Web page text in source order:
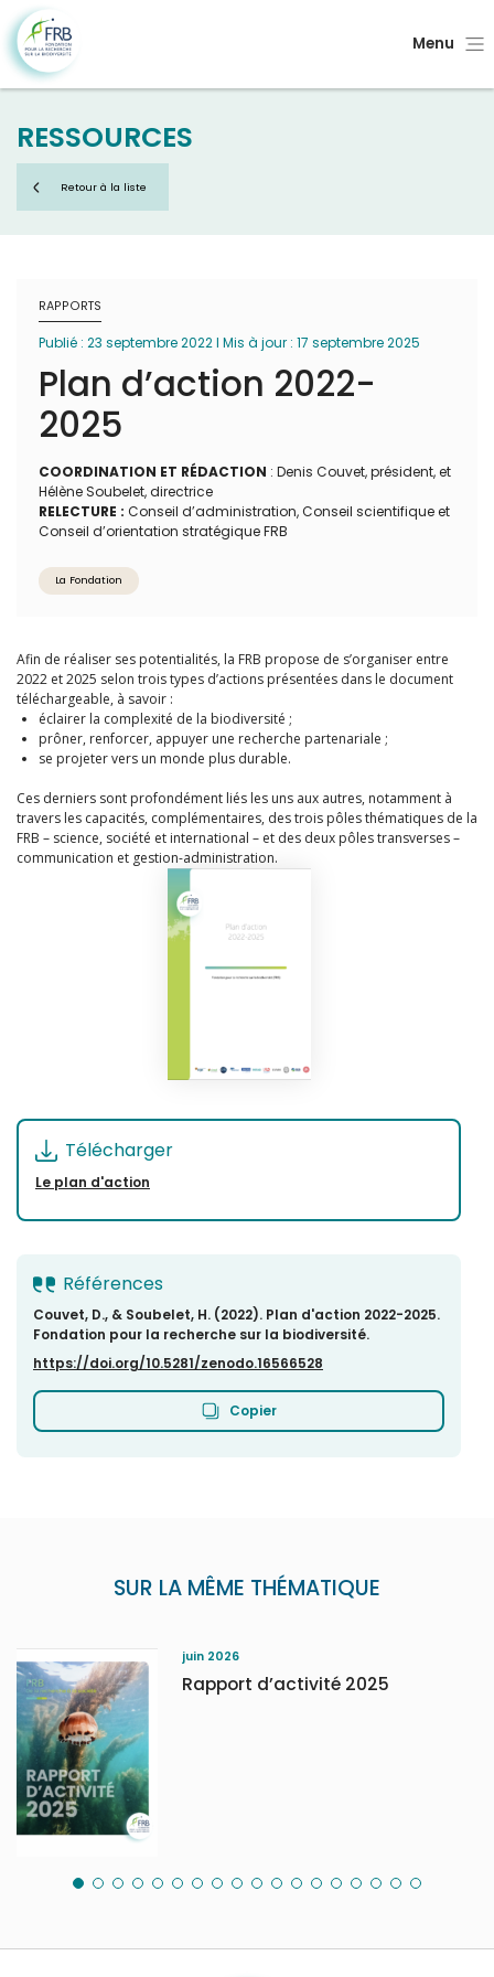
Menu
RESSOURCES
Retour à la liste
RAPPORTS
Publié : 23 septembre 2022 I Mis à jour : 17 septembre 2025
Plan d’action 2022-
2025
COORDINATION ET RÉDACTION : Denis Couvet, président, et
Hélène Soubelet, directrice
RELECTURE : Conseil d’administration, Conseil scientifique et
Conseil d’orientation stratégique FRB
La Fondation
Afin de réaliser ses potentialités, la FRB propose de s’organiser entre
2022 et 2025 selon trois types d’actions présentées dans le document
téléchargeable, à savoir :
éclairer la complexité de la biodiversité ;
prôner, renforcer, appuyer une recherche partenariale ;
se projeter vers un monde plus durable.
Ces derniers sont profondément liés les uns aux autres, notamment à
travers les capacités, complémentaires, des trois pôles thématiques de la
FRB – science, société et international – et des deux pôles transverses –
communication et gestion-administration.
Télécharger
Le plan d'action
Références
Couvet, D., & Soubelet, H. (2022). Plan d'action 2022-2025.
Fondation pour la recherche sur la biodiversité.
https://doi.org/10.5281/zenodo.16566528
Copier
SUR LA MÊME THÉMATIQUE
juin 2026
Rapport d’activité 2025